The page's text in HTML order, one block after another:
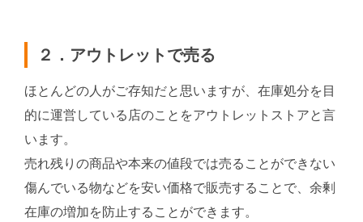
２．アウトレットで売る
ほとんどの人がご存知だと思いますが、在庫処分を目
的に運営している店のことをアウトレットストアと言
います。
売れ残りの商品や本来の値段では売ることができない
傷んでいる物などを安い価格で販売することで、余剰
在庫の増加を防止することができます。